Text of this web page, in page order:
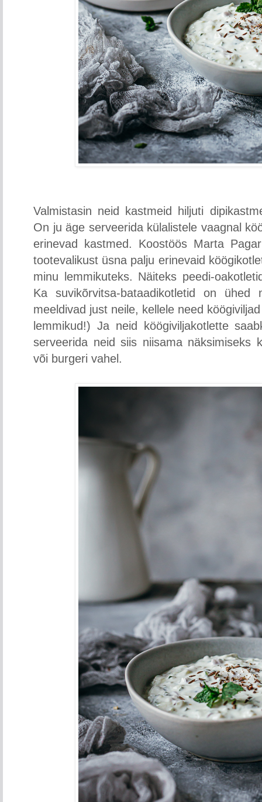
Valmistasin neid kastmeid hiljuti
On ju äge serveerida külalistele vaagnal
erinevad kastmed. Koostöös Marta
tootevalikust üsna palju erinevaid
minu lemmikuteks. Näiteks peedi-
Ka suvikõrvitsa-bataadikotletid on ühed
meeldivad just neile, kellele need
lemmikud!) Ja neid köögiviljakotlette
serveerida neid siis niisama näksimiseks
või burgeri vahel.